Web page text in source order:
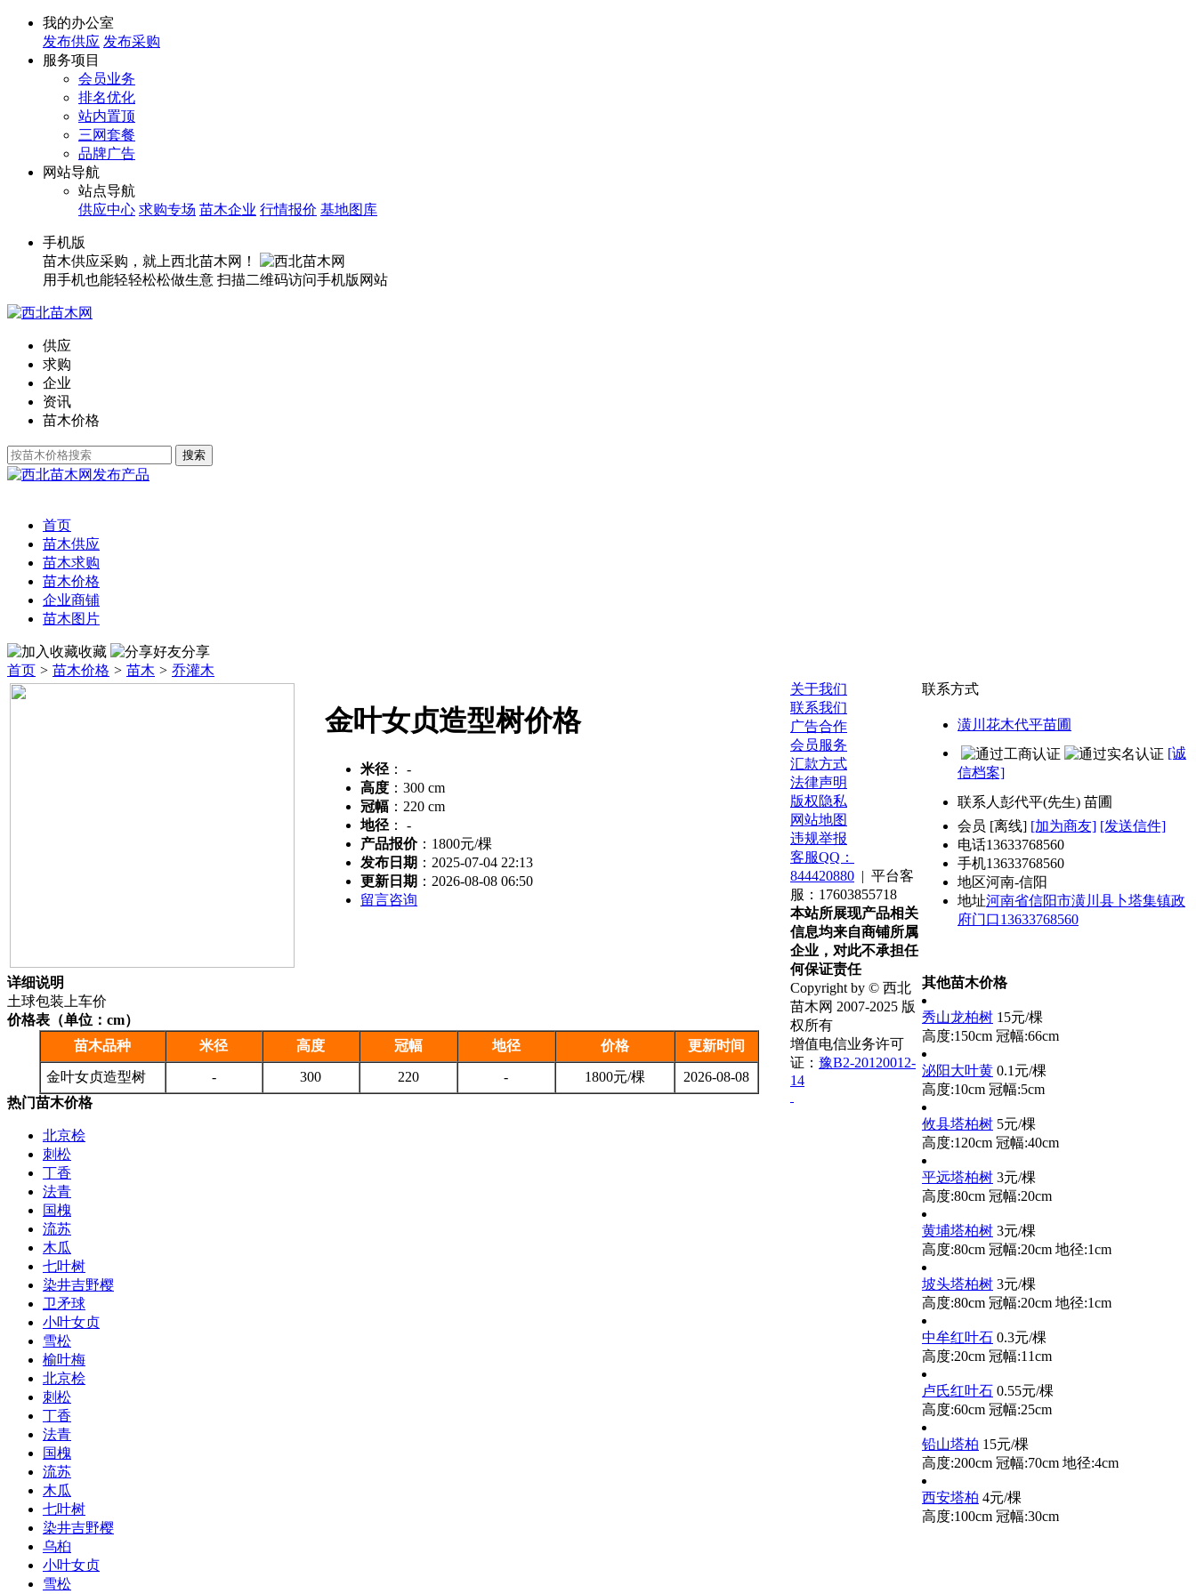
我的办公室
发布供应 发布采购
服务项目
会员业务
排名优化
站内置顶
三网套餐
品牌广告
网站导航
站点导航
供应中心 求购专场 苗木企业 行情报价 基地图库
手机版
苗木供应采购，就上西北苗木网！
用手机也能轻轻松松做生意 扫描二维码访问手机版网站
供应
求购
企业
资讯
苗木价格
发布产品
首页
苗木供应
苗木求购
苗木价格
企业商铺
苗木图片
收藏
分享
首页 > 苗木价格 > 苗木 > 乔灌木
金叶女贞造型树价格
米径 ：
-
高度 ： 300 cm
冠幅 ： 220 cm
地径 ：
-
产品报价： 1800元/棵
发布日期 ：2025-07-04 22:13
更新日期 ：2026-08-08 06:50
留言咨询
联系方式
潢川花木代平苗圃
[诚
信档案]
联系人 彭代平(先生) 苗圃
会员 [离线] [加为商友] [发送信件]
电话13633768560
手机13633768560
地区河南-信阳
地址河南省信阳市潢川县卜塔集镇政
府门口13633768560
详细说明
土球包装上车价
价格表（单位：cm）
苗木品种
米径 高度 冠幅 地径 价格 更新时间
金叶女贞造型树 - 300 220 - 1800元/棵
2026-08-08
热门苗木价格
北京桧
刺松
丁香
法青
国槐
流苏
木瓜
七叶树
染井吉野樱
卫矛球
小叶女贞
雪松
榆叶梅
北京桧
刺松
丁香
法青
国槐
流苏
木瓜
七叶树
染井吉野樱
乌桕
小叶女贞
雪松
其他苗木价格
秀山龙柏树 15元/棵
高度:150cm 冠幅:66cm
泌阳大叶黄 0.1元/棵
高度:10cm 冠幅:5cm
攸县塔柏树 5元/棵
高度:120cm 冠幅:40cm
平远塔柏树 3元/棵
高度:80cm 冠幅:20cm
黄埔塔柏树 3元/棵
高度:80cm 冠幅:20cm 地径:1cm
坡头塔柏树 3元/棵
高度:80cm 冠幅:20cm 地径:1cm
中牟红叶石 0.3元/棵
高度:20cm 冠幅:11cm
卢氏红叶石 0.55元/棵
高度:60cm 冠幅:25cm
铅山塔柏 15元/棵
高度:200cm 冠幅:70cm 地径:4cm
西安塔柏 4元/棵
高度:100cm 冠幅:30cm
关于我们
联系我们
广告合作
会员服务
汇款方式
法律声明
版权隐私
网站地图
违规举报
客服QQ：
844420880 | 平台客
服：17603855718
本站所展现产品相关
信息均来自商铺所属
企业，对此不承担任
何保证责任
Copyright by © 西北
苗木网 2007-2025 版
权所有
增值电信业务许可
证： 豫B2-20120012-
14